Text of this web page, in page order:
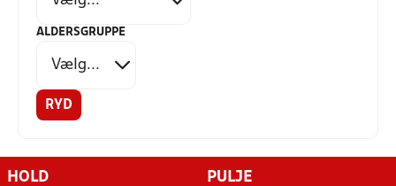
ALDERSGRUPPE
RYD
HOLD PULJE